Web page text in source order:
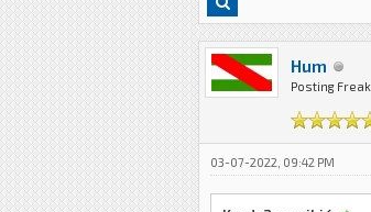
Hum
Posting Freak
03-07-2022, 09:42 PM